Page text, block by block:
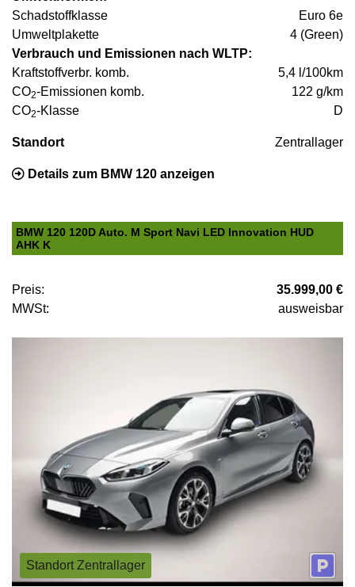
Schadstoffklasse
Euro 6e
Umweltplakette
4 (Green)
Verbrauch und Emissionen nach WLTP:
Kraftstoffverbr. komb.
5,4 l/100km
CO2-Emissionen komb.
122 g/km
CO2-Klasse D
Standort Zentrallager
Details zum BMW 120 anzeigen
BMW 120 120D Auto. M Sport Navi LED Innovation HUD
AHK K
Preis:
35.999,00 €
MWSt:
ausweisbar
Standort Zentrallager